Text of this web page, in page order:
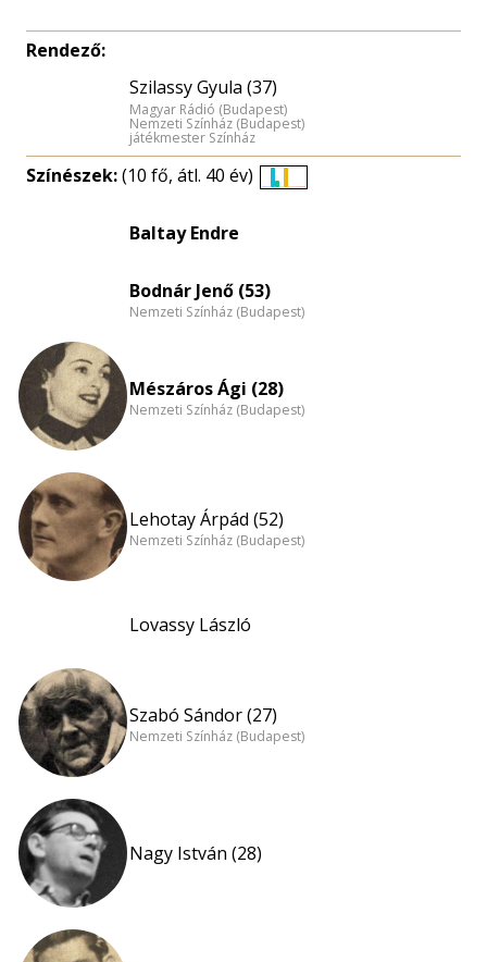
Rendező:
Szilassy Gyula (37)
Magyar Rádió (Budapest)
Nemzeti Színház (Budapest)
játékmester Színház
Színészek:(10 fő, átl. 40 év)
Baltay Endre
Bodnár Jenő (53)
Nemzeti Színház (Budapest)
Mészáros Ági (28)
Nemzeti Színház (Budapest)
Lehotay Árpád (52)
Nemzeti Színház (Budapest)
Lovassy László
Szabó Sándor (27)
Nemzeti Színház (Budapest)
Nagy István (28)